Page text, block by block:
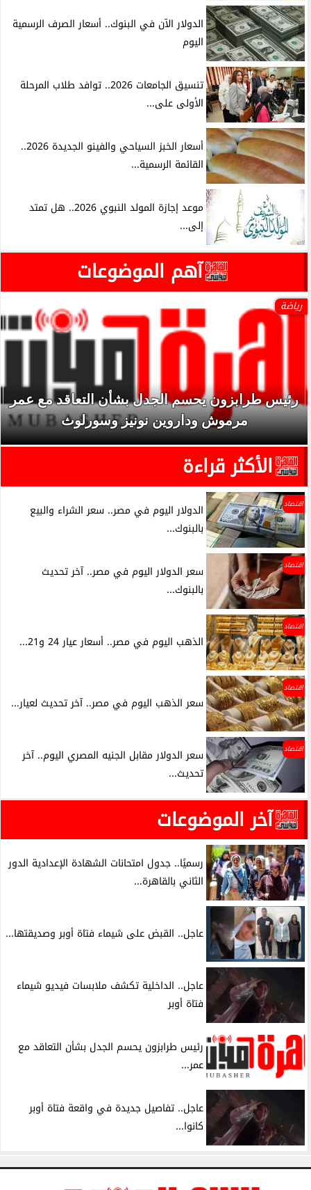
الدولار الآن في البنوك.. أسعار الصرف الرسمية
اليوم
تنسيق الجامعات 2026.. توافد طلاب المرحلة
الأولى على...
أسعار الخبز السياحي والفينو الجديدة 2026..
القائمة الرسمية...
موعد إجازة المولد النبوي 2026.. هل تمتد
إلى...
آهم الموضوعات
رياضة
رئيس طرابزون يحسم الجدل بشأن التعاقد مع عمر
مرموش وداروين نونيز وسورلوث
الأكثر قراءة
اقتصاد
الدولار اليوم في مصر.. سعر الشراء والبيع
بالبنوك...
اقتصاد
سعر الدولار اليوم في مصر.. آخر تحديث
بالبنوك...
اقتصاد
الذهب اليوم في مصر.. أسعار عيار 24 و21...
اقتصاد
سعر الذهب اليوم في مصر.. آخر تحديث لعيار...
اقتصاد
سعر الدولار مقابل الجنيه المصري اليوم.. آخر
تحديث...
آخر الموضوعات
رسميًا.. جدول امتحانات الشهادة الإعدادية الدور
الثاني بالقاهرة...
عاجل.. القبض على شيماء فتاة أوبر وصديقتها...
عاجل.. الداخلية تكشف ملابسات فيديو شيماء
فتاة أوبر
رئيس طرابزون يحسم الجدل بشأن التعاقد مع
عمر...
عاجل.. تفاصيل جديدة في واقعة فتاة أوبر
كانوا...